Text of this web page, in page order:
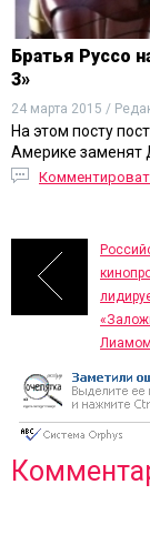
Братья Руссо
3»
24 марта 2015 /
На этом посту
Америке заменят